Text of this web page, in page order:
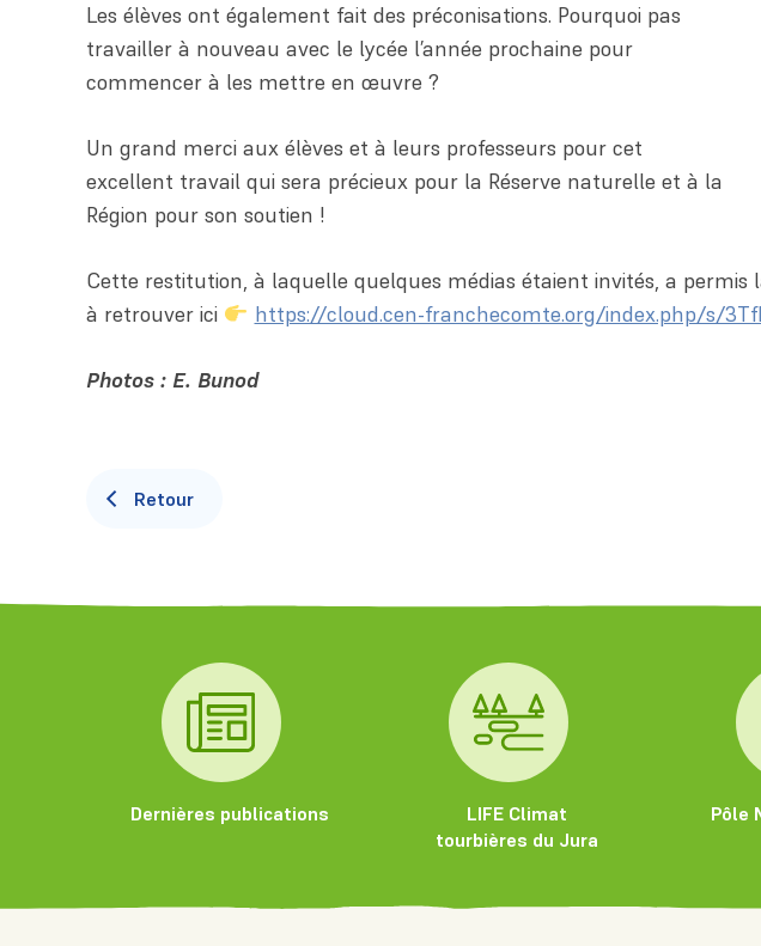
Les élèves ont également fait des préconisations. Pourquoi pas
travailler à nouveau avec le lycée l’année prochaine pour
commencer à les mettre en œuvre ?
Un grand merci aux élèves et à leurs professeurs pour cet
excellent travail qui sera précieux pour la Réserve naturelle et à la
Région pour son soutien !
Cette restitution, à laquelle quelques médias étaient invités, a
à retrouver ici
https://cloud.cen-franchecomte.org/index.php/s/
Photos : E. Bunod
Retour
Dernières publications
LIFE Climat
tourbières du Jura
Pôle